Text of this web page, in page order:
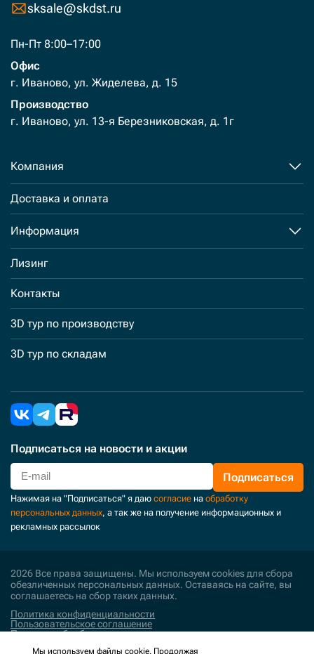
sksale@skdst.ru
Пн-Пт 8:00–17:00
Офис
г. Иваново, ул. Жиделева, д. 15
Производство
г. Иваново, ул. 13-я Березниковская, д. 1г
Компания
Доставка и оплата
Информация
Лизинг
Контакты
3D тур по производству
3D тур по складам
Подписаться на новости и акции
Подписаться
Нажимая на "Подписаться" я даю согласие на обработку
персональных данных, а так же на получение информационных и
рекламных рассылок
2026 Все права защищены. Мы используем cookies для сбора
обезличенных персональных данных. Оставаясь на сайте, вы
соглашаетесь на сбор таких данных.
Политика конфиденциальности
Пользовательское соглашение
Политика обработки персональных данных
Мы используем файлы cookie. Продолжая